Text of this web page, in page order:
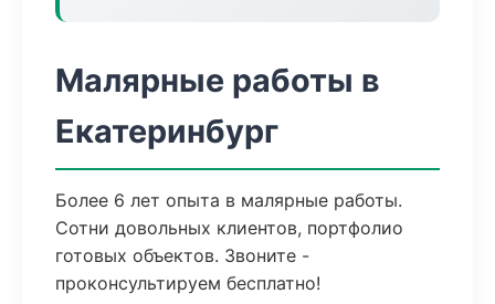
Малярные работы в
Екатеринбург
Более 6 лет опыта в малярные работы.
Сотни довольных клиентов, портфолио
готовых объектов. Звоните -
проконсультируем бесплатно!